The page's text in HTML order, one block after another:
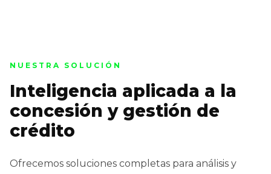
NUESTRA SOLUCIÓN
Inteligencia aplicada a la
concesión y gestión de
crédito
Ofrecemos soluciones completas para análisis y